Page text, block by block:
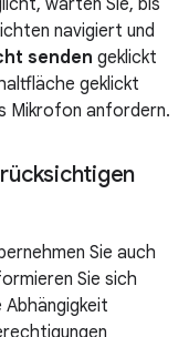
warten Sie, bis
navigiert und
senden geklickt
geklickt
Mikrofon anfordern.
Sie auch
Sie sich